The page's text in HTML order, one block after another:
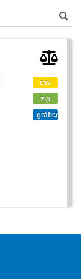
csv
zip
gráfico